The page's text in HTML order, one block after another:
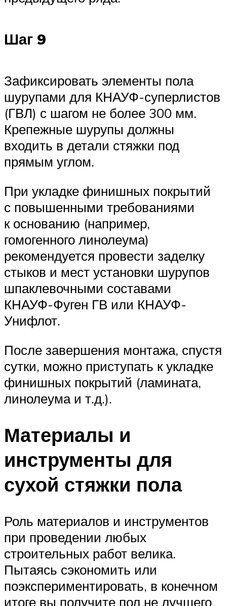
Шаг 9
Зафиксировать элементы пола
шурупами для КНАУФ-суперлистов
(ГВЛ) с шагом не более 300 мм.
Крепежные шурупы должны
входить в детали стяжки под
прямым углом.
При укладке финишных покрытий
с повышенными требованиями
к основанию (например,
гомогенного линолеума)
рекомендуется провести заделку
стыков и мест установки шурупов
шпаклевочными составами
КНАУФ-Фуген ГВ или КНАУФ-
Унифлот.
После завершения монтажа, спустя
сутки, можно приступать к укладке
финишных покрытий (ламината,
линолеума и т.д.).
Материалы и
инструменты для
сухой стяжки пола
Роль материалов и инструментов
при проведении любых
строительных работ велика.
Пытаясь сэкономить или
поэкспериментировать, в конечном
итоге вы получите пол не лучшего